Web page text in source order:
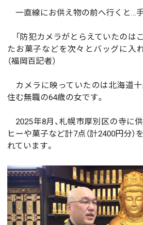
一直線にお供え物の前へ行くと…手
「防犯カメラがとらえていたのは
たお菓子などを次々とバッグに入
（福岡百記者）
カメラに映っていたのは北海道
住む無職の64歳の女です。
2025年8月、札幌市厚別区の寺に
ヒーや菓子など計7点（計2400円分）
れています。